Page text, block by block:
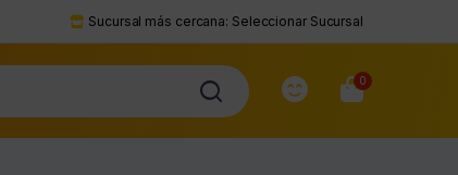
Sucursal más cercana: Seleccionar Sucursal
0